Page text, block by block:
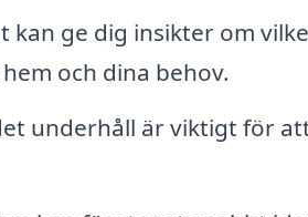
kan ge dig insikter om
och dina behov.
underhåll är viktigt för